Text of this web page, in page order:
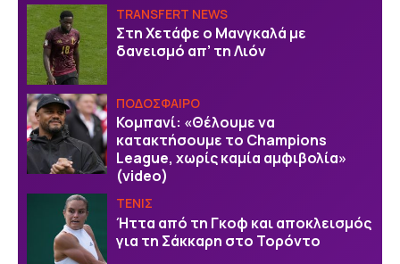
TRANSFERT NEWS
Στη Χετάφε ο Μανγκαλά με
δανεισμό απ’ τη Λιόν
ΠΟΔΟΣΦΑΙΡΟ
Κομπανί: «Θέλουμε να
κατακτήσουμε το Champions
League, χωρίς καμία αμφιβολία»
(video)
ΤΕΝΙΣ
Ήττα από τη Γκοφ και αποκλεισμός
για τη Σάκκαρη στο Τορόντο